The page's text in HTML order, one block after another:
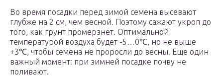
Во время посадки перед зимой семена высевают
глубже на 2 см, чем весной. Поэтому сажают укроп до
того, как грунт промерзнет. Оптимальной
температурой воздуха будет -5…0℃, но не выше
+3℃, чтобы семена не проросли до весны. Еще один
важный момент: при зимней посадке почву не
поливают.